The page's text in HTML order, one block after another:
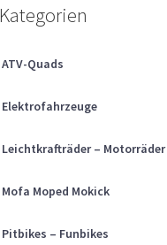
Kategorien
ATV-Quads
Elektrofahrzeuge
Leichtkrafträder – Motorräder
Mofa Moped Mokick
Pitbikes – Funbikes